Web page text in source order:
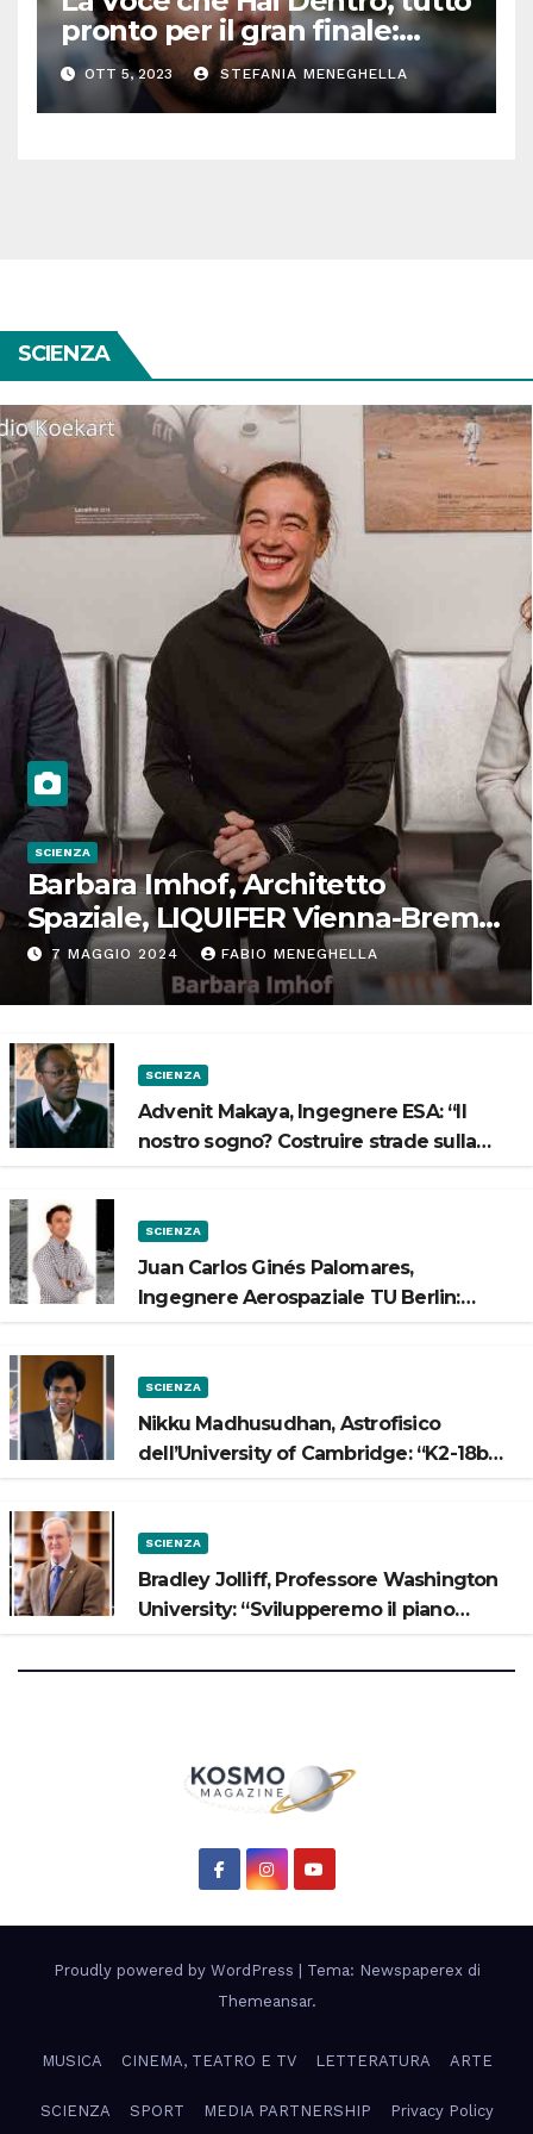
pronto per il gran finale:
parla Roberto Oliveri
OTT 5, 2023 STEFANIA MENEGHELLA
SCIENZA
SCIENZA
Barbara Imhof, Architetto
Spaziale, LIQUIFER Vienna-Brema:
“Progettiamo habitat per lo
Spazio”
7 MAGGIO 2024 FABIO MENEGHELLA
SCIENZA
Advenit Makaya, Ingegnere ESA: “Il
nostro sogno? Costruire strade sulla
SCIENZA
Juan Carlos Ginés Palomares,
Ingegnere Aerospaziale TU Berlin:
SCIENZA
Nikku Madhusudhan, Astrofisico
dell’University of Cambridge: “K2-18b
SCIENZA
Bradley Jolliff, Professore Washington
University: “Svilupperemo il piano
Proudly powered by WordPress
Tema: Newspaperex di
Themeansar.
MUSICA CINEMA, TEATRO E TV LETTERATURA ARTE
SCIENZA SPORT MEDIA PARTNERSHIP Privacy Policy